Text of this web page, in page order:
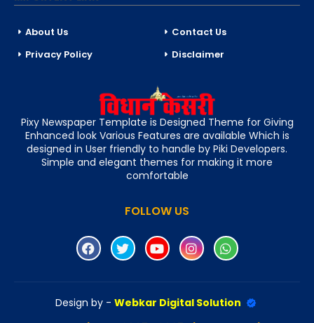
About Us
Contact Us
Privacy Policy
Disclaimer
Pixy Newspaper Template is Designed Theme for Giving
Enhanced look Various Features are available Which is
designed in User friendly to handle by Piki Developers.
Simple and elegant themes for making it more
comfortable
FOLLOW US
Design by - Webkar Digital Solution